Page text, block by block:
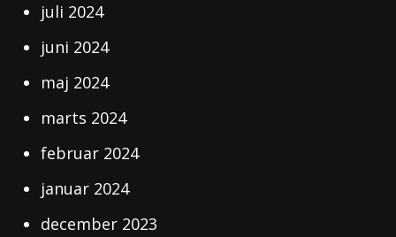
juli 2024
juni 2024
maj 2024
marts 2024
februar 2024
januar 2024
december 2023